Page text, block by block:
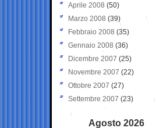
Aprile 2008 (50)
Marzo 2008 (39)
Febbraio 2008 (35)
Gennaio 2008 (36)
Dicembre 2007 (25)
Novembre 2007 (22)
Ottobre 2007 (27)
Settembre 2007 (23)
Agosto 2026